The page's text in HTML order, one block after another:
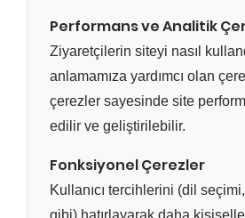
Performans ve Analitik
Ziyaretçilerin siteyi nasıl
anlamamıza yardımcı olan
çerezler sayesinde site
edilir ve geliştirilebilir.
Fonksiyonel Çerezler
Kullanıcı tercihlerini (dil
gibi) hatırlayarak daha